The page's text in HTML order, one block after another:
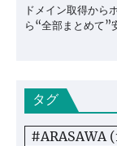
ドメイン取得から
ら“全部まとめて”
タグ
#ARASAWA